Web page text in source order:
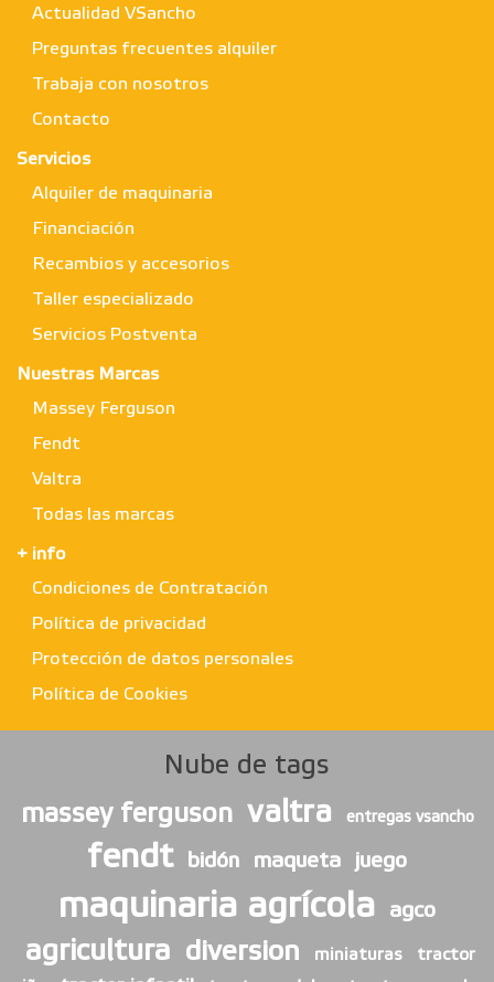
Actualidad VSancho
Preguntas frecuentes alquiler
Trabaja con nosotros
Contacto
Servicios
Alquiler de maquinaria
Financiación
Recambios y accesorios
Taller especializado
Servicios Postventa
Nuestras Marcas
Massey Ferguson
Fendt
Valtra
Todas las marcas
+ info
Condiciones de Contratación
Política de privacidad
Protección de datos personales
Política de Cookies
Nube de tags
massey ferguson
valtra entregas vsancho
fendt bidón maqueta juego
maquinaria agrícola agco
agricultura diversion miniaturas tractor